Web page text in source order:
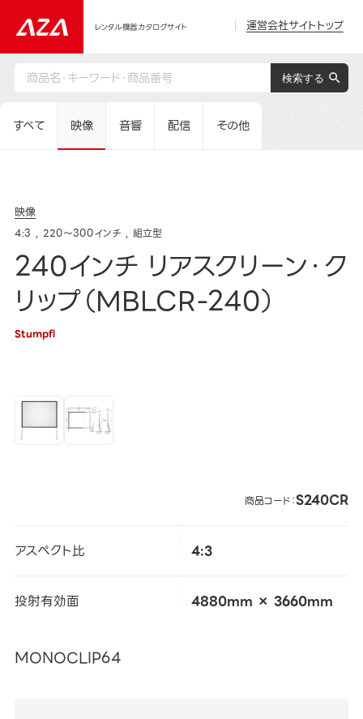
レンタル機器カタログサイト 運営会社サイトトップ
すべて 映像 音響 配信 その他
映像
4:3 220～300インチ 組立型
240インチ リアスクリーン・ク
リップ（MBLCR-240）
Stumpfl
商品コード：S240CR
アスペクト比 4:3
投射有効面 4880mm × 3660mm
MONOCLIP64